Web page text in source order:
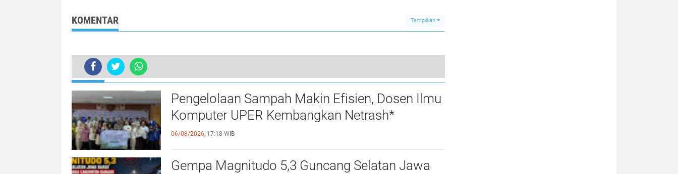
2024
Kecamatan Se-Kota
KOMENTAR Tampilkan
Buat Laporan Palsu Menjadi Korban Begal Dan Ditodong Senpi Seorang IRT Diamankan Polisi
0
TERKINI
Pengelolaan Sampah Makin Efisien, Dosen Ilmu
Komputer UPER Kembangkan Netrash*
06/08/2026, 17:18 WIB
Gempa Magnitudo 5,3 Guncang Selatan Jawa